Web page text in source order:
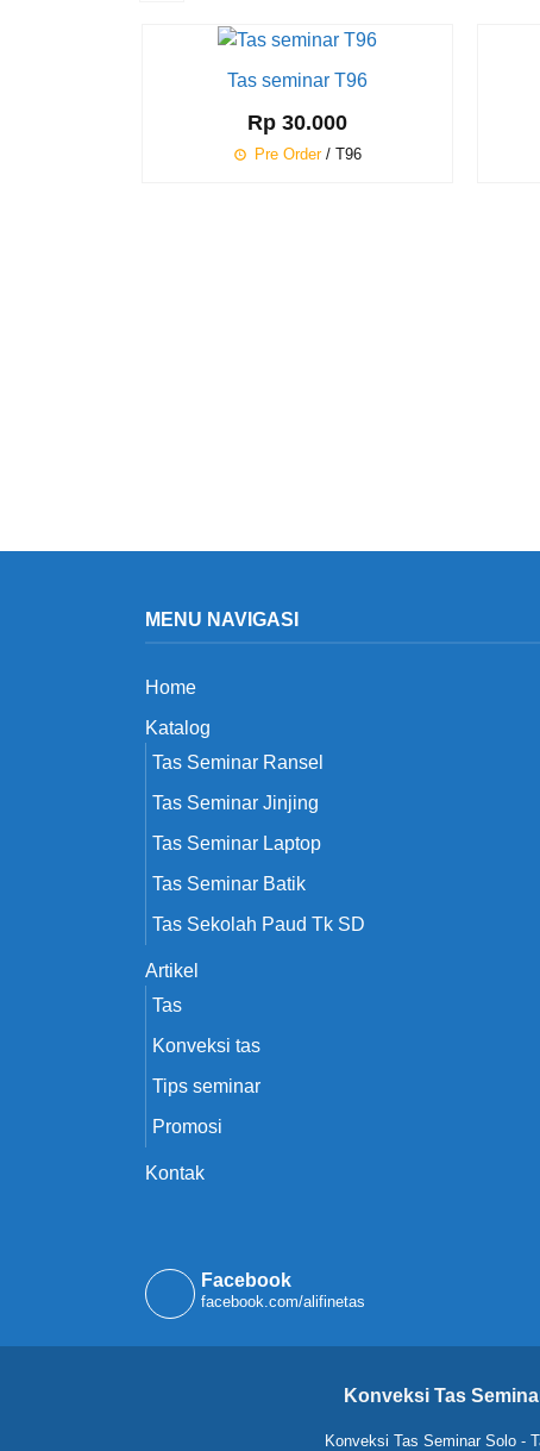
Tas seminar T96
Rp 30.000
Pre Order/ T96
MENU NAVIGASI
Home
Katalog
Tas Seminar Ransel
Tas Seminar Jinjing
Tas Seminar Laptop
Tas Seminar Batik
Tas Sekolah Paud Tk SD
Artikel
Tas
Konveksi tas
Tips seminar
Promosi
Kontak
Facebook
facebook.com/alifinetas
Konveksi Tas
Konveksi Tas Seminar Solo -